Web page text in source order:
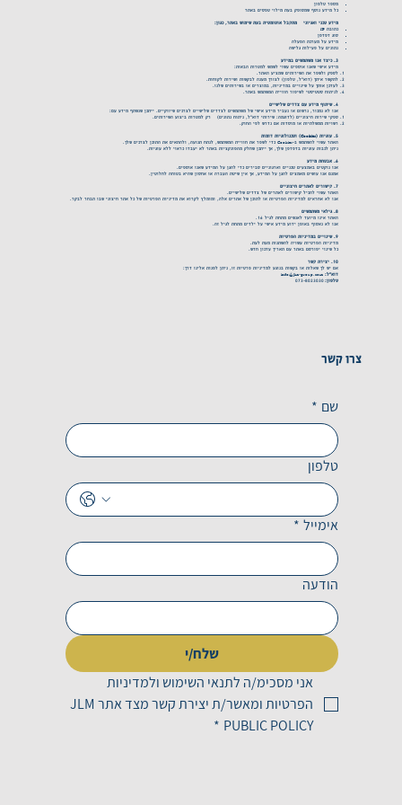
מספר טלפון
כל מידע נוסף שמסופק בעת מילוי טפסים באתר
מידע טכני ואגיוני – מתקבל אוטומטית בעת שימוש באתר, כגון:
כתובת IP
סוג דפדפן
מידע על מערכת הפעלה
נתונים על פעילות גלישה
3. כיצד אנו משתמשים במידע
מידע אישי שאנו אוספים עשוי לשמש למטרות הבאות:
לספק ולשפר את השירותים שמציע האתר.
לתקשר איתך (דוא"ל, טלפון) לצורך מענה לבקשות ושירות לקוחות.
לעדכן אותך על שינויים במדיניות, במוצרים או בשירותים שלנו.
לניתוח סטטיסטי לשיפור חוויית המשתמש באתר.
4. שיתוף מידע עם צדדים שלישיים
אנו לא נמכור, נרשום או נעביר מידע אישי של משתמשים לצדדים שלישיים לצרכים שיווקיים. ייתכן שנשתף מידע עם:
ספקי שירות חיצוניים (לדוגמה: שירותי דוא"ל, ניתוח נתונים) – רק למטרות ביצוע השירותים.
רשויות ממשלתיות או מוסדות אם נדרש לפי החוק.
5. עוגיות (Cookies) וטכנולוגיות דומות
האתר עשוי להשתמש ב-Cookies כדי לשפר את חוויית המשתמש, לנתח תנועה, ולהתאים את התוכן לצרכים שלך.
ניתן לכבות עוגיות בדפדפן שלך, אך ייתכן שחלק מהפונקציות באתר לא יעבדו כראוי ללא עוגיות.
6. אבטחת מידע
אנו נוקטים באמצעים טכניים וארגוניים סבירים כדי להגן על המידע שאנו אוספים.
אמנם אנו עושים מאמצים להגן על המידע, אך אין שיטת העברה או אחסון שהיא בטוחה לחלוטין.
7. קישורים לאתרים חיצוניים
האתר עשוי להכיל קישורים לאתרים של צדדים שלישיים.
אנו לא אחראים למדיניות הפרטיות או לתוכן של אתרים אלה, ומומלץ לקרוא את מדיניות הפרטיות של כל אתר חיצוני שבו תבחר לבקר.
8. גילאי משתמשים
האתר אינו מיועד לאנשים מתחת לגיל 16.
אנו לא נאסוף באופן ידוע מידע אישי על ילדים מתחת לגיל זה.
9. שינויים במדיניות הפרטיות
מדיניות הפרטיות עשויה להשתנות מעת לעת.
כל שינוי יפורסם באתר עם תאריך עדכון חדש.
10. יצירת קשר
אם יש לך שאלות או בקשות בנוגע למדיניות פרטיות זו, ניתן לפנות אלינו דרך:
דוא"ל: info@jlm-group.com
טלפון: 073-8023030
צרו קשר
שם *
טלפון
אימייל *
הודעה
שלח/י
אני מסכימ/ה לתנאי השימוש ולמדיניות
הפרטיות ומאשר/ת יצירת קשר מצד אתר JLM
PUBLIC POLICY
*